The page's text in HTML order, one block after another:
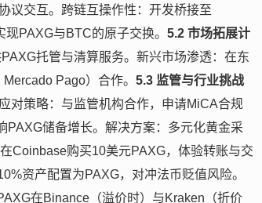
议交互。跨链互操作性：开发桥接至
PAXG与BTC的原子交换。 5.2 市场拓展计
托管与清算服务。新兴市场渗透：在东
Pago）合作。 5.3 监管与行业挑战
对策略：与监管机构合作，申请MiCA合规
储备增长。解决方案：多元化黄金采
Coinbase购买10美元PAXG，体验转账与交
资产配置为PAXG，对冲法币贬值风险。
在Binance（溢价时）与Kraken（折价